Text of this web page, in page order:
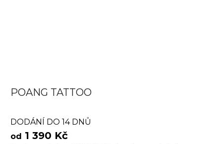
POANG TATTOO
DODÁNÍ DO 14 DNŮ
od 1 390 Kč